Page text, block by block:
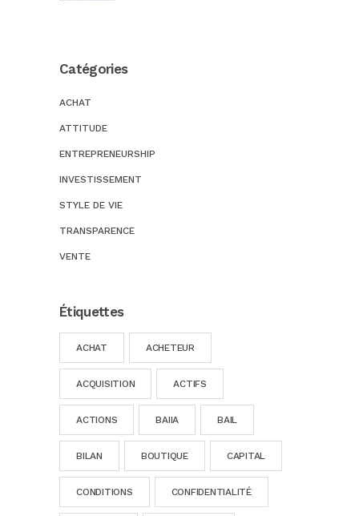
Catégories
ACHAT
ATTITUDE
ENTREPRENEURSHIP
INVESTISSEMENT
STYLE DE VIE
TRANSPARENCE
VENTE
Étiquettes
ACHAT ACHETEUR
ACQUISITION ACTIFS
ACTIONS BAIIA BAIL
BILAN BOUTIQUE CAPITAL
CONDITIONS CONFIDENTIALITÉ